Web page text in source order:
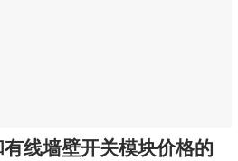
线墙壁开关模块价格的